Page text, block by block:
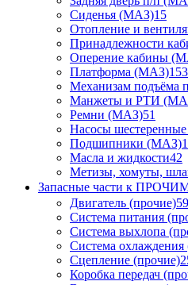
Сиденья (МАЗ)15
Отопление и
Принадлежности
Оперение кабины
Платформа (МАЗ)153
Механизам
Манжеты и РТИ
Ремни (МАЗ)51
Насосы
Подшипники (МАЗ)
Масла и жидкости42
Метизы, хомуты,
Запасные части к
Двигатель (прочие)59
Система питания
Система выхлопа
Система охлаждения
Сцепление (прочие)
Коробка передач